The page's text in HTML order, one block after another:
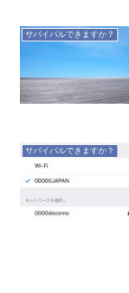
サバイバルできますか？
サバイバルできますか？